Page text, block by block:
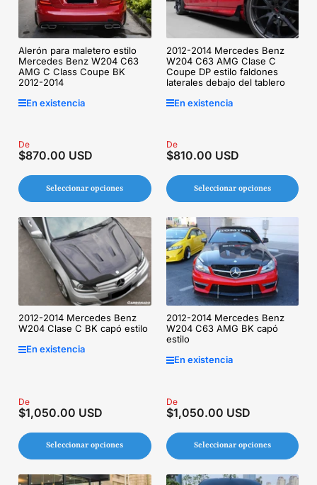
Alerón para maletero estilo
Mercedes Benz W204 C63
AMG C Class Coupe BK
2012-2014
En existencia
Precio
regular
De
$870.00 USD
Seleccionar opciones
2012-2014 Mercedes Benz
W204 C63 AMG Clase C
Coupe DP estilo faldones
laterales debajo del tablero
En existencia
Precio
regular
De
$810.00 USD
Seleccionar opciones
2012-2014 Mercedes Benz
W204 Clase C BK capó estilo
En existencia
Precio
regular
De
$1,050.00 USD
Seleccionar opciones
2012-2014 Mercedes Benz
W204 C63 AMG BK capó
estilo
En existencia
Precio
regular
De
$1,050.00 USD
Seleccionar opciones